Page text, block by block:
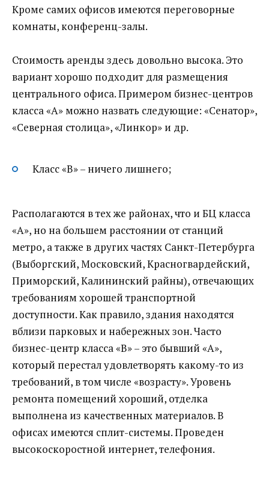
Кроме самих офисов имеются переговорные
комнаты, конференц-залы.
Стоимость аренды здесь довольно высока. Это
вариант хорошо подходит для размещения
центрального офиса. Примером бизнес-центров
класса «А» можно назвать следующие: «Сенатор»,
«Северная столица», «Линкор» и др.
Класс «В» – ничего лишнего;
Располагаются в тех же районах, что и БЦ класса
«А», но на большем расстоянии от станций
метро, а также в других частях Санкт-Петербурга
(Выборгский, Московский, Красногвардейский,
Приморский, Калининский райны), отвечающих
требованиям хорошей транспортной
доступности. Как правило, здания находятся
вблизи парковых и набережных зон. Часто
бизнес-центр класса «В» – это бывший «А»,
который перестал удовлетворять какому-то из
требований, в том числе «возрасту». Уровень
ремонта помещений хороший, отделка
выполнена из качественных материалов. В
офисах имеются сплит-системы. Проведен
высокоскоростной интернет, телефония.